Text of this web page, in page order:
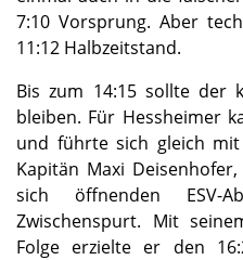
7:10 Vorsprung. Aber
11:12 Halbzeitstand.
Bis zum 14:15 sollte der
bleiben. Für Hessheimer
und führte sich gleich
Kapitän Maxi
sich öffnenden ESV-
Zwischenspurt. Mit
Folge erzielte er den